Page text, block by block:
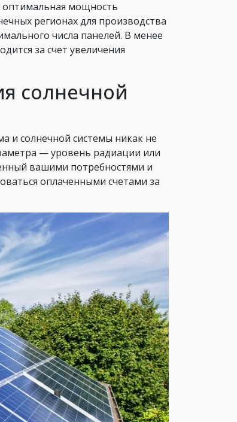
оптимальная мощность
регионах для производства
числа панелей. В менее
за счет увеличения
солнечной
и солнечной системы никак не
— уровень радиации или
вашими потребностями и
оплаченными счетами за